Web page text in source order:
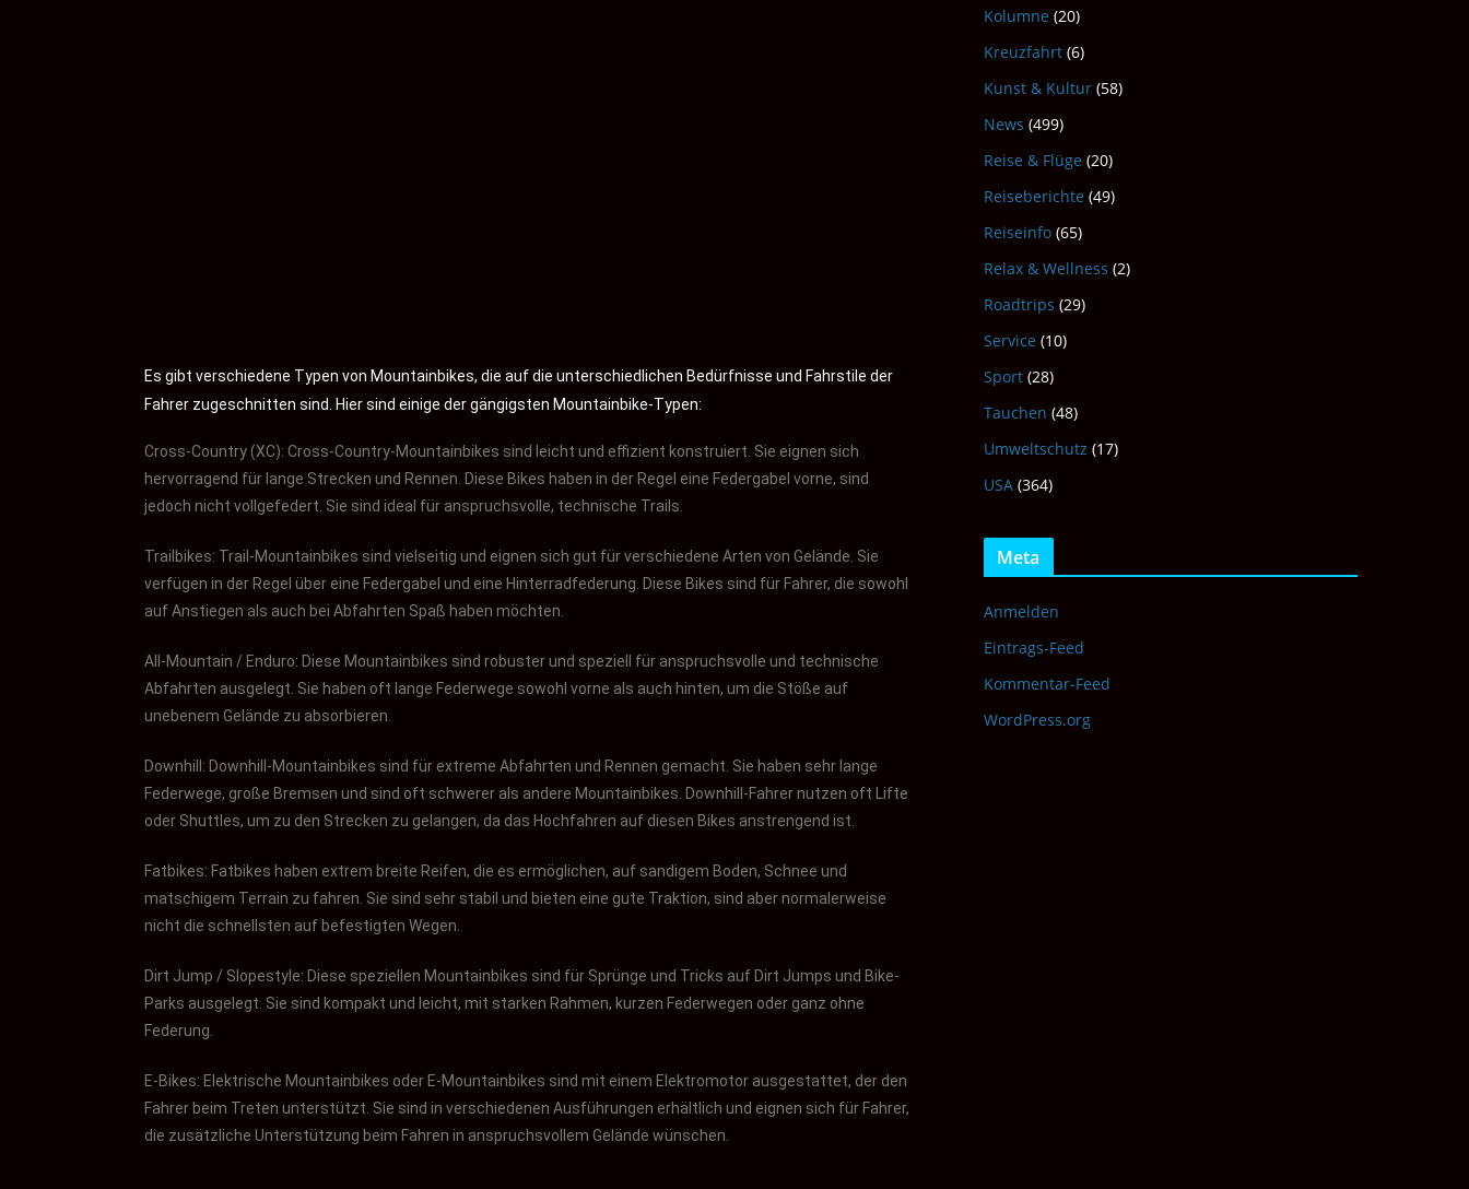
Es gibt verschiedene Typen von Mountainbikes, die auf die unterschiedlichen Bedürfnisse und Fahrstile der
Fahrer zugeschnitten sind. Hier sind einige der gängigsten Mountainbike-Typen:
Cross-Country (XC): Cross-Country-Mountainbikes sind leicht und effizient konstruiert. Sie eignen sich
hervorragend für lange Strecken und Rennen. Diese Bikes haben in der Regel eine Federgabel vorne, sind
jedoch nicht vollgefedert. Sie sind ideal für anspruchsvolle, technische Trails.
Trailbikes: Trail-Mountainbikes sind vielseitig und eignen sich gut für verschiedene Arten von Gelände. Sie
verfügen in der Regel über eine Federgabel und eine Hinterradfederung. Diese Bikes sind für Fahrer, die sowohl
auf Anstiegen als auch bei Abfahrten Spaß haben möchten.
All-Mountain / Enduro: Diese Mountainbikes sind robuster und speziell für anspruchsvolle und technische
Abfahrten ausgelegt. Sie haben oft lange Federwege sowohl vorne als auch hinten, um die Stöße auf
unebenem Gelände zu absorbieren.
Downhill: Downhill-Mountainbikes sind für extreme Abfahrten und Rennen gemacht. Sie haben sehr lange
Federwege, große Bremsen und sind oft schwerer als andere Mountainbikes. Downhill-Fahrer nutzen oft Lifte
oder Shuttles, um zu den Strecken zu gelangen, da das Hochfahren auf diesen Bikes anstrengend ist.
Fatbikes: Fatbikes haben extrem breite Reifen, die es ermöglichen, auf sandigem Boden, Schnee und
matschigem Terrain zu fahren. Sie sind sehr stabil und bieten eine gute Traktion, sind aber normalerweise
nicht die schnellsten auf befestigten Wegen.
Dirt Jump / Slopestyle: Diese speziellen Mountainbikes sind für Sprünge und Tricks auf Dirt Jumps und Bike-
Parks ausgelegt. Sie sind kompakt und leicht, mit starken Rahmen, kurzen Federwegen oder ganz ohne
Federung.
E-Bikes: Elektrische Mountainbikes oder E-Mountainbikes sind mit einem Elektromotor ausgestattet, der den
Fahrer beim Treten unterstützt. Sie sind in verschiedenen Ausführungen erhältlich und eignen sich für Fahrer,
die zusätzliche Unterstützung beim Fahren in anspruchsvollem Gelände wünschen.
Kolumne (20)
Kreuzfahrt (6)
Kunst & Kultur (58)
News (499)
Reise & Flüge (20)
Reiseberichte (49)
Reiseinfo (65)
Relax & Wellness (2)
Roadtrips (29)
Service (10)
Sport (28)
Tauchen (48)
Umweltschutz (17)
USA (364)
Meta
Anmelden
Eintrags-Feed
Kommentar-Feed
WordPress.org